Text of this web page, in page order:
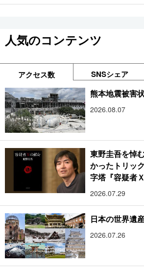
人気のコンテンツ
アクセス数 SNSシェア
熊本地震被害
2026.08.07
東野圭吾を悼
かったトリッ
字塔『容疑者
2026.07.29
日本の世界遺
2026.07.26